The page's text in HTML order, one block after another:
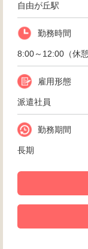
自由が丘駅
勤務時間
8:00～12:00（休
雇用形態
派遣社員
勤務期間
長期